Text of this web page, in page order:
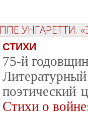
УНГАРЕТТИ.
СТИХИ
75-й
поэтический
Стихи о